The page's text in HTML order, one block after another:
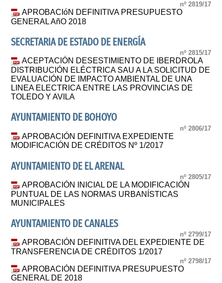
nº 2819/17
APROBACIóN DEFINITIVA PRESUPUESTO
GENERAL AñO 2018
SECRETARIA DE ESTADO DE ENERGÍA
nº 2815/17
ACEPTACIÓN DESESTIMIENTO DE IBERDROLA
DISTRIBUCIÓN ELÉCTRICA SAU A LA SOLICITUD DE
EVALUACIÓN DE IMPACTO AMBIENTAL DE UNA
LINEA ELECTRICA ENTRE LAS PROVINCIAS DE
TOLEDO Y AVILA
AYUNTAMIENTO DE BOHOYO
nº 2806/17
APROBACIÓN DEFINITIVA EXPEDIENTE
MODIFICACIÓN DE CRÉDITOS Nº 1/2017
AYUNTAMIENTO DE EL ARENAL
nº 2805/17
APROBACIÓN INICIAL DE LA MODIFICACIÓN
PUNTUAL DE LAS NORMAS URBANÍSTICAS
MUNICIPALES
AYUNTAMIENTO DE CANALES
nº 2799/17
APROBACIÓN DEFINITIVA DEL EXPEDIENTE DE
TRANSFERENCIA DE CRÉDITOS 1/2017
nº 2798/17
APROBACIÓN DEFINITIVA PRESUPUESTO
GENERAL DE 2018